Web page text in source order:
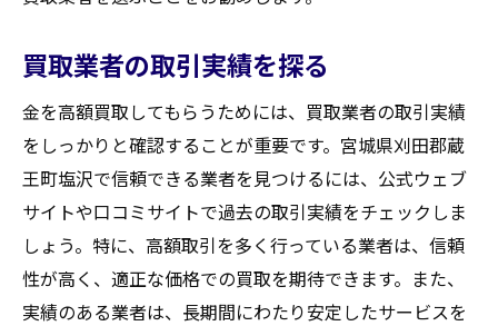
買取業者の取引実績を探る
金を高額買取してもらうためには、買取業者の取引実績
をしっかりと確認することが重要です。宮城県刈田郡蔵
王町塩沢で信頼できる業者を見つけるには、公式ウェブ
サイトや口コミサイトで過去の取引実績をチェックしま
しょう。特に、高額取引を多く行っている業者は、信頼
性が高く、適正な価格での買取を期待できます。また、
実績のある業者は、長期間にわたり安定したサービスを